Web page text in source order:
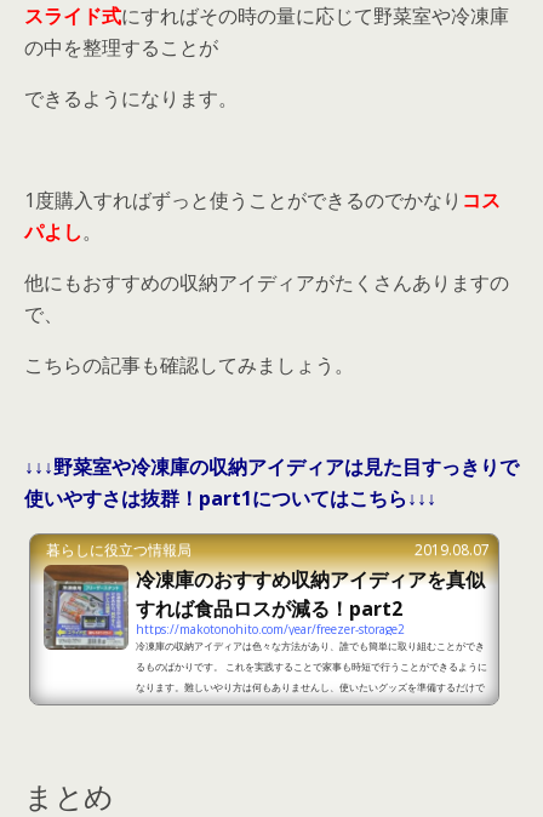
スライド式にすればその時の量に応じて野菜室や冷凍庫
の中を整理することが
できるようになります。
1度購入すればずっと使うことができるのでかなり コス
パよし。
他にもおすすめの収納アイディアがたくさんありますの
で、
こちらの記事も確認してみましょう。
↓↓↓野菜室や冷凍庫の収納アイディアは見た目すっきりで
使いやすさは抜群！part1についてはこちら↓↓↓
暮らしに役立つ情報局 2019.08.07
冷凍庫のおすすめ収納アイディアを真似
すれば食品ロスが減る！part2
https://makotonohito.com/year/freezer-storage2
冷凍庫の収納アイディアは色々な方法があり、誰でも簡単に取り組むことができ
るものばかりです。 これを実践することで家事も時短で行うことができるように
なります。難しいやり方は何もありませんし、使いたいグッズを準備するだけで
OKなので、すぐに試すことができます。 そこで、冷凍庫のおすすめ収納アイデ
まとめ